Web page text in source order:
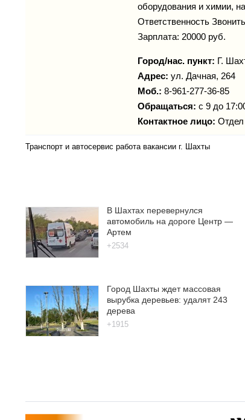
оборудования и химии,
Ответственность
Зарплата: 20000 руб.
Город/нас. пункт: Г.
Адрес: ул. Дачная, 264
Моб.: 8-961-277-36-85
Обращаться: с 9 до
Контактное лицо:
Транспорт и автосервис работа вакансии г. Шахты
В Шахтах перевернулся
автомобиль на дороге Центр —
Артем
+2534
Город Шахты ждет массовая
вырубка деревьев: удалят 243
дерева
+1915